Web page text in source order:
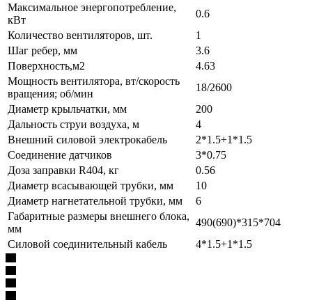
Maксимальное энергопотребление,
кВт
0.6
Количество вентиляторов, шт.
1
Шаг ребер, мм
3.6
Поверхность,м2
4.63
Мощность вентилятора, вт/скорость
вращения; об/мин
18/2600
Диаметр крыльчатки, мм
200
Дальность струи воздуха, м
4
Внешний силовой электрокабель
2*1.5+1*1.5
Соединение датчиков
3*0.75
Доза заправки R404, кг
0.56
Диаметр всасывающей трубки, мм
10
Диаметр нагнетательной трубки, мм
6
Габаритные размеры внешнего блока,
мм
490(690)*315*704
Силовой соединительный кабель
4*1.5+1*1.5